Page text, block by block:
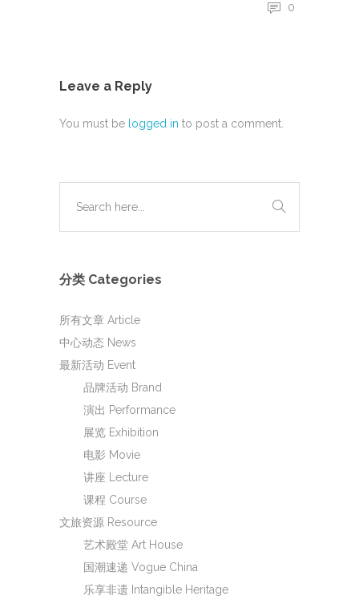
0
Leave a Reply
You must be logged in to post a comment.
分类 Categories
所有文章 Article
中心动态 News
最新活动 Event
品牌活动 Brand
演出 Performance
展览 Exhibition
电影 Movie
讲座 Lecture
课程 Course
文旅资源 Resource
艺术殿堂 Art House
国潮速递 Vogue China
乐享非遗 Intangible Heritage